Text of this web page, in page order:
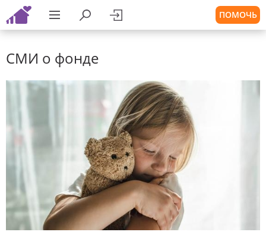
ПОМОЧЬ
СМИ о фонде